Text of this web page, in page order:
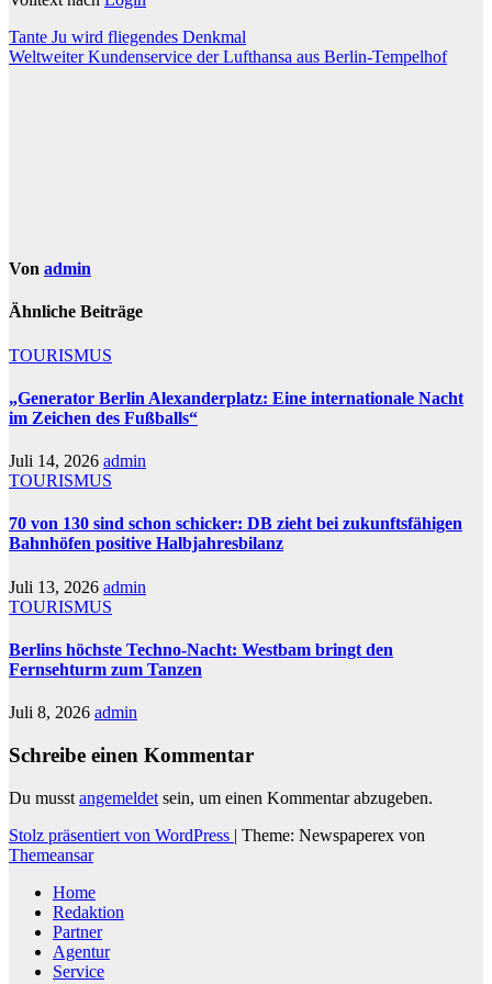
Beitragsnavigation
Tante Ju wird fliegendes Denkmal
Weltweiter Kundenservice der Lufthansa aus Berlin-Tempelhof
Von admin
Ähnliche Beiträge
TOURISMUS
„Generator Berlin Alexanderplatz: Eine internationale Nacht
im Zeichen des Fußballs“
Juli 14, 2026 admin
TOURISMUS
70 von 130 sind schon schicker: DB zieht bei zukunftsfähigen
Bahnhöfen positive Halbjahresbilanz
Juli 13, 2026 admin
TOURISMUS
Berlins höchste Techno-Nacht: Westbam bringt den
Fernsehturm zum Tanzen
Juli 8, 2026 admin
Schreibe einen Kommentar
Du musst angemeldet sein, um einen Kommentar abzugeben.
Stolz präsentiert von WordPress | Theme: Newspaperex von
Themeansar
Home
Redaktion
Partner
Agentur
Service